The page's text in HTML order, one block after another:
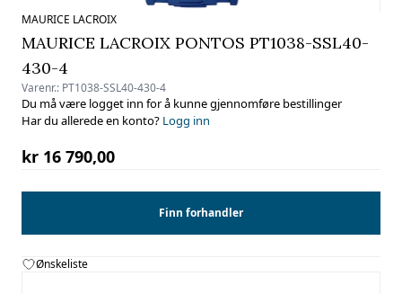
MAURICE LACROIX
MAURICE LACROIX PONTOS PT1038-SSL40-
430-4
Varenr.: PT1038-SSL40-430-4
Du må være logget inn for å kunne gjennomføre bestillinger
Har du allerede en konto? Logg inn
kr 16 790,00
Finn forhandler
Ønskeliste